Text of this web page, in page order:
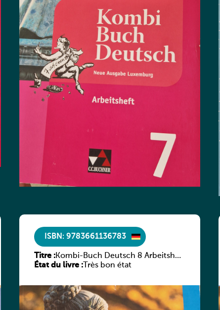
ISBN: 9783661136783
Titre :Kombi-Buch Deutsch 8 Arbeitsheft
(Neue Ausgabe Luxemburg)
État du livre : Très bon état